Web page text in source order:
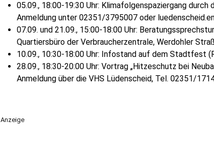
05.09., 18:00-19:30 Uhr: Klimafolgenspaziergang
Anmeldung unter 02351/3795007 oder
07.09. und 21.09., 15:00-18:00 Uhr:
Quartiersbüro der Verbraucherzentrale, Werdohler
10.09., 10:30-18:00 Uhr: Infostand auf dem Stadtfest
28.09., 18:30-20:00 Uhr: Vortrag „Hitzeschutz bei
Anmeldung über die VHS Lüdenscheid, Tel. 02351/
Anzeige